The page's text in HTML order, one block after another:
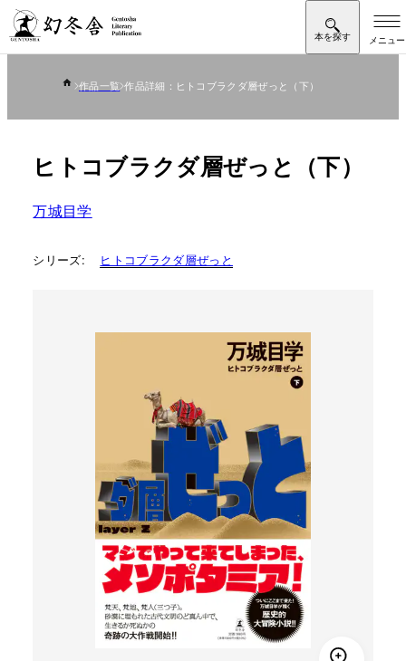
作品一覧 作品詳細：ヒトコブラクダ層ぜっと（下）
ヒトコブラクダ層ぜっと（下）
万城目学
シリーズ: ヒトコブラクダ層ぜっと